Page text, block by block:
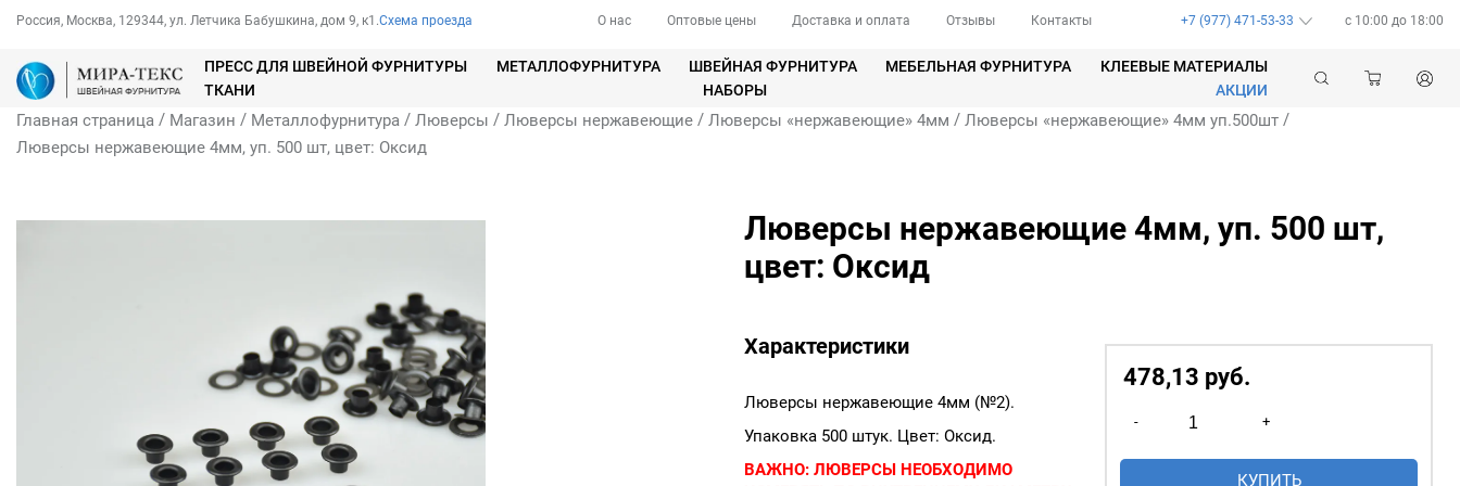
Россия, Москва, 129344, ул. Летчика Бабушкина, дом 9, к1.Схема проезда О нас Оптовые цены Доставка и оплата Отзывы Контакты +7 (977) 471-53-33 c 10:00 до 18:00
ПРЕСС ДЛЯ ШВЕЙНОЙ ФУРНИТУРЫ МЕТАЛЛОФУРНИТУРА ШВЕЙНАЯ ФУРНИТУРА МЕБЕЛЬНАЯ ФУРНИТУРА
КЛЕЕВЫЕ МАТЕРИАЛЫ
ТКАНИ
НАБОРЫ АКЦИИ
Главная страница / Магазин / Металлофурнитура / Люверсы / Люверсы нержавеющие / Люверсы «нержавеющие» 4мм / Люверсы «нержавеющие» 4мм уп.500шт /
Люверсы нержавеющие 4мм, уп. 500 шт, цвет: Оксид
Люверсы нержавеющие 4мм, уп. 500 шт,
цвет: Оксид
Характеристики
Люверсы нержавеющие 4мм (№2).
Упаковка 500 штук. Цвет: Оксид.
ВАЖНО: ЛЮВЕРСЫ НЕОБХОДИМО
478,13 руб.
-
товара
Люверсы
+
КУПИТЬ